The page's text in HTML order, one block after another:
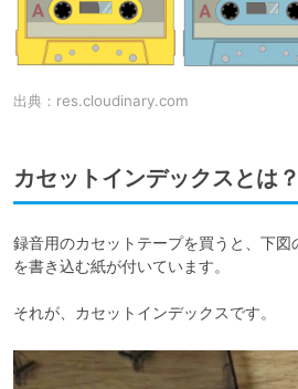
出典： res.cloudinary.com
カセットインデックスとは？
録音用のカセットテープを買うと、下図
を書き込む紙が付いています。
それが、カセットインデックスです。